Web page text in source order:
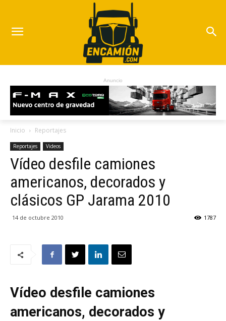
Anuncio
Inicio Reportajes
Reportajes Videos
Vídeo desfile camiones
americanos, decorados y
clásicos GP Jarama 2010
14 de octubre 2010 1787
Vídeo desfile camiones
americanos, decorados y